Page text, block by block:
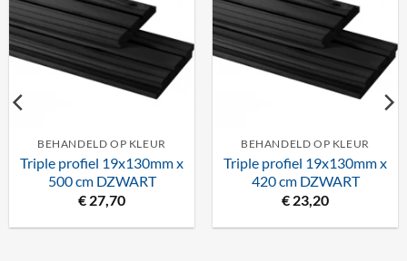
BEHANDELD OP KLEUR
Triple profiel 19x130mm x
500 cm DZWART
€ 27,70
BEHANDELD OP KLEUR
Triple profiel 19x130mm x
420 cm DZWART
€ 23,20